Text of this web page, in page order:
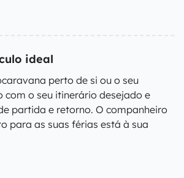
ideal
perto de si ou o seu
com o seu itinerário desejado e
partida e retorno. O companheiro
para as suas férias está à sua